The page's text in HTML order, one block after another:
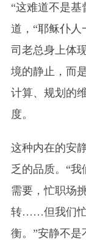
“这难道不是
道，“耶稣仆
司老总身上体
境的静止，而
计算、规划的
度。
这种内在的安
乏的品质。“
需要，忙职场
转……但我们忙
衡。”安静不是